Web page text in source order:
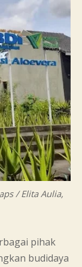
/ Elita Aulia,
pihak
budidaya